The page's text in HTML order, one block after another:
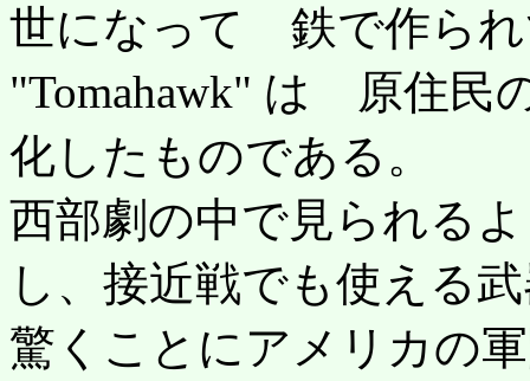
世になって 鉄で作ら
"Tomahawk" は 原住
化したものである。
西部劇の中で見られる
し、接近戦でも使える
驚くことにアメリカの